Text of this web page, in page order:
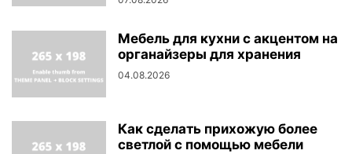
Мебель для кухни с акцентом на
органайзеры для хранения
04.08.2026
Как сделать прихожую более
светлой с помощью мебели